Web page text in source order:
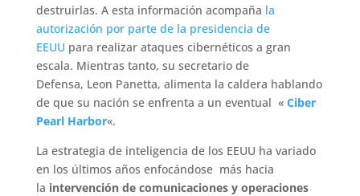
destruirlas. A esta información acompaña la
autorización por parte de la presidencia de
EEUU para realizar ataques cibernéticos a gran
escala. Mientras tanto, su secretario de
Defensa, Leon Panetta, alimenta la caldera hablando
de que su nación se enfrenta a un eventual « Ciber
Pearl Harbor«.
La estrategia de inteligencia de los EEUU ha variado
en los últimos años enfocándose más hacia
la intervención de comunicaciones y operaciones